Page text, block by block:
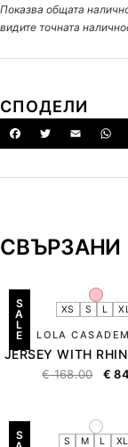
Показва общата
видите точната
СПОДЕЛИ
СВЪРЗАНИ
S
A
L
E
XS S L
LOLA
JERSEY WITH
€168.00 €
S
S M L XL